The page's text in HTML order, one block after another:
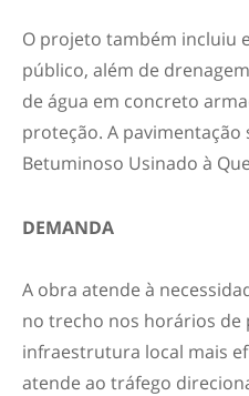
O projeto também incluiu
público, além de
de água em concreto
proteção. A
Betuminoso Usinado à
DEMANDA
A obra atende à
no trecho nos horários de
infraestrutura local mais
atende ao tráfego